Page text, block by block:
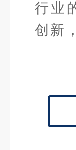
行业
创新